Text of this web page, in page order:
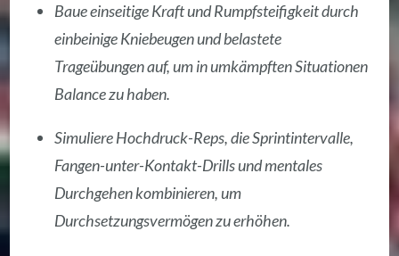
Baue einseitige Kraft und Rumpfsteifigkeit durch
einbeinige Kniebeugen und belastete
Trageübungen auf, um in umkämpften Situationen
Balance zu haben.
Simuliere Hochdruck-Reps, die Sprintintervalle,
Fangen-unter-Kontakt-Drills und mentales
Durchgehen kombinieren, um
Durchsetzungsvermögen zu erhöhen.